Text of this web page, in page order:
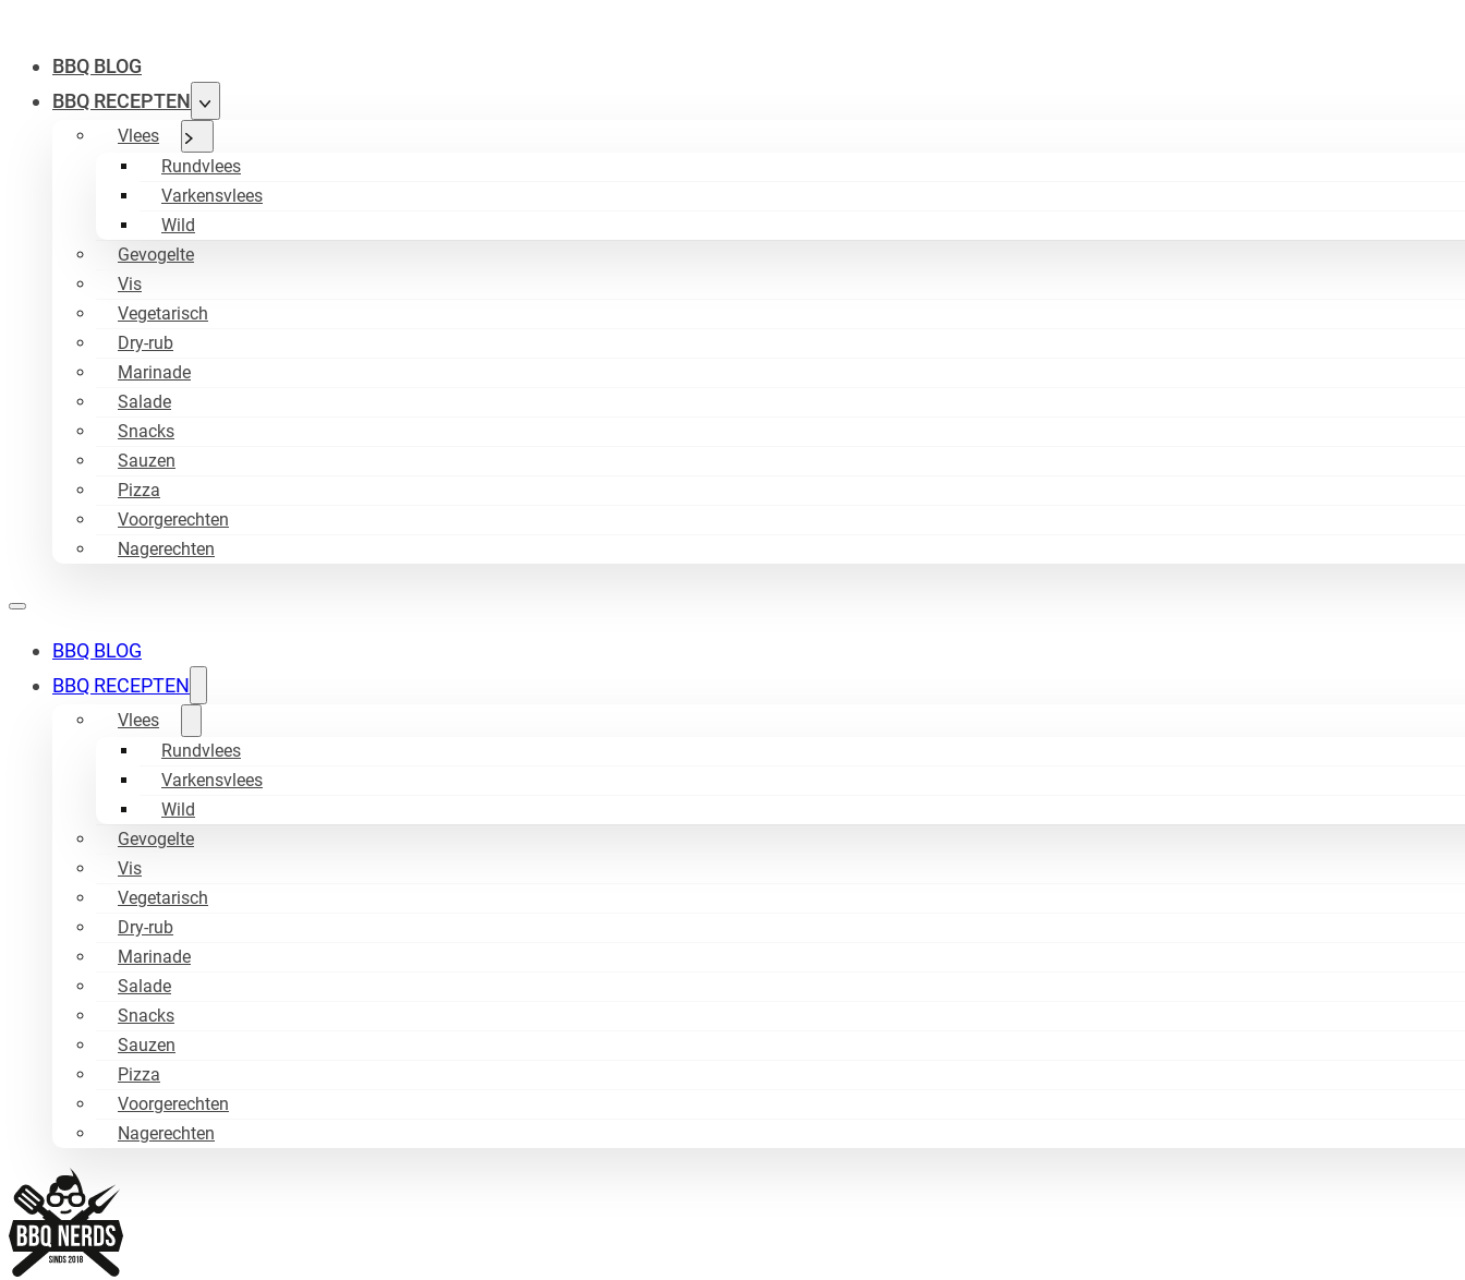
BBQ BLOG
BBQ RECEPTEN
Vlees
Rundvlees
Varkensvlees
Wild
Gevogelte
Vis
Vegetarisch
Dry-rub
Marinade
Salade
Snacks
Sauzen
Pizza
Voorgerechten
Nagerechten
BBQ BLOG
BBQ RECEPTEN
Vlees
Rundvlees
Varkensvlees
Wild
Gevogelte
Vis
Vegetarisch
Dry-rub
Marinade
Salade
Snacks
Sauzen
Pizza
Voorgerechten
Nagerechten